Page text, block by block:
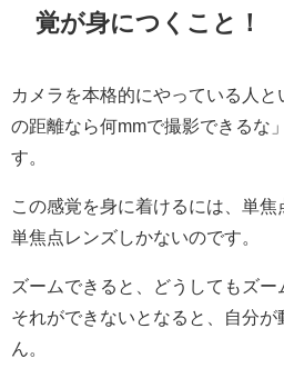
覚が身につくこと！
カメラを本格的にやっている人と
の距離なら何mmで撮影できるな
す。
この感覚を身に着けるには、単焦
単焦点レンズしかないのです。
ズームできると、どうしてもズー
それができないとなると、自分
ん。